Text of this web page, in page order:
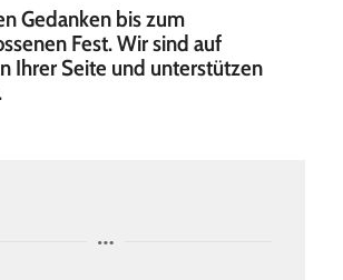
Gedanken bis zum
Fest. Wir sind auf
Ihrer Seite und unterstützen